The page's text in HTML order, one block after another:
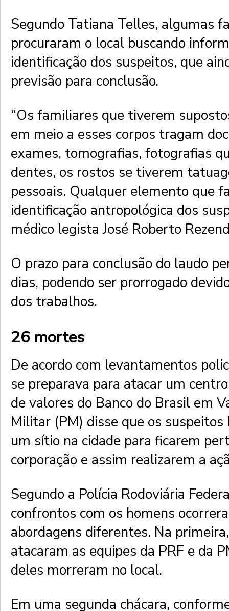
Segundo Tatiana Telles, algumas
procuraram o local buscando
identificação dos suspeitos, que
previsão para conclusão.
“Os familiares que tiverem
em meio a esses corpos tragam
exames, tomografias, fotografias
dentes, os rostos se tiverem
pessoais. Qualquer elemento que
identificação antropológica dos
médico legista José Roberto
O prazo para conclusão do laudo
dias, podendo ser prorrogado
dos trabalhos.
26 mortes
De acordo com levantamentos
se preparava para atacar um
de valores do Banco do Brasil em
Militar (PM) disse que os
um sítio na cidade para ficarem
corporação e assim realizarem a
Segundo a Polícia Rodoviária
confrontos com os homens
abordagens diferentes. Na
atacaram as equipes da PRF e da
deles morreram no local.
Em uma segunda chácara,